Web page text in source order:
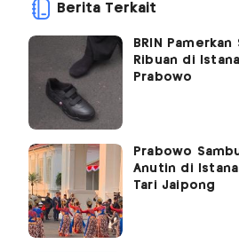
Berita Terkait
BRIN
Ribuan di
Prabowo
Prabowo
Anutin di
Tari Jaipong